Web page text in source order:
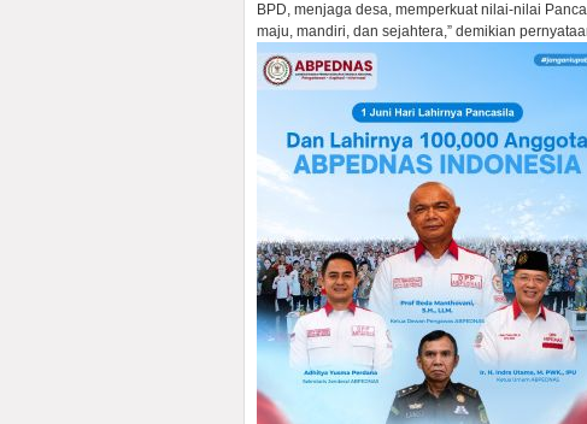
BPD, menjaga desa, memperkuat nilai-nilai
maju, mandiri, dan sejahtera,” demikian